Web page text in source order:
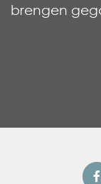
brengen